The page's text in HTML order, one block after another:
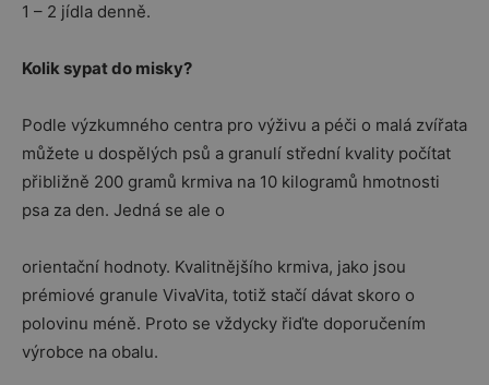
1 – 2 jídla denně.
Kolik sypat do misky?
Podle výzkumného centra pro výživu a péči o malá zvířata
můžete u dospělých psů a granulí střední kvality počítat
přibližně 200 gramů krmiva na 10 kilogramů hmotnosti
psa za den. Jedná se ale o
orientační hodnoty. Kvalitnějšího krmiva, jako jsou
prémiové granule VivaVita, totiž stačí dávat skoro o
polovinu méně. Proto se vždycky řiďte doporučením
výrobce na obalu.